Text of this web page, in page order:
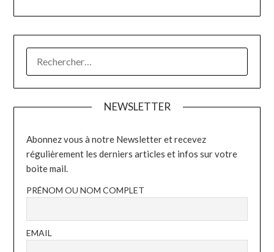
NEWSLETTER
Abonnez vous à notre Newsletter et recevez
régulièrement les derniers articles et infos sur votre
boite mail.
PRÉNOM OU NOM COMPLET
EMAIL